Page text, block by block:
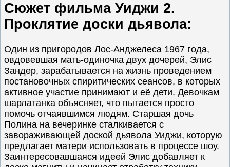
Фэнтези
Ожидаемые
кино
Сюжет фильма Уиджи 2.
Проклятие доски дьявола:
Один из пригородов Лос-Анджелеса 1967 года,
овдовевшая мать-одиночка двух дочерей, Элис
Зандер, зарабатывается на жизнь проведением
постановочных спиритических сеансов, в которых
активное участие принимают и её дети. Девочкам
шарлатанка объясняет, что пытается просто
помочь отчаявшимся людям. Старшая дочь
Полина на вечеринке сталкивается с
завораживающей доской дьявола Уиджи, которую
предлагает матери использовать в процессе шоу.
Заинтересовавшаяся идеей Элис добавляет к